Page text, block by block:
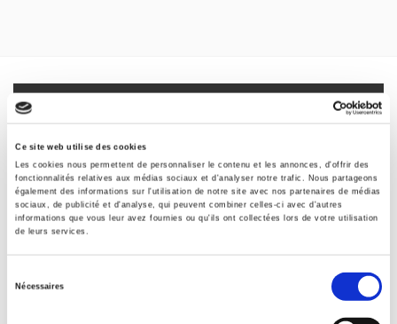
Ce site web utilise des cookies
Les cookies nous permettent de personnaliser le contenu et les annonces, d'offrir des
fonctionnalités relatives aux médias sociaux et d'analyser notre trafic. Nous partageons
également des informations sur l'utilisation de notre site avec nos partenaires de médias
sociaux, de publicité et d'analyse, qui peuvent combiner celles-ci avec d'autres
informations que vous leur avez fournies ou qu'ils ont collectées lors de votre utilisation
de leurs services.
Nécessaires
Formats
Sommaire
Spécifications
Éditeur